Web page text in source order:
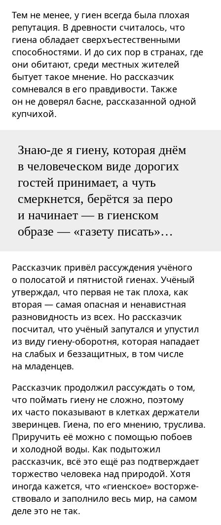
Тем не менее, у гиен всегда была плохая
репутация. В древности считалось, что
гиена обладает сверхъесте­ственными
способностями. И до сих пор в странах, где
они обитают, среди местных жителей
бытует такое мнение. Но рассказчик
сомневался в его правдивости. Также
он не доверял басне, рассказанной одной
купчихой.
Знаю-де я гиену, которая днём
в человеческом виде дорогих
гостей принимает, а чуть
смеркнется, берётся за перо
и начинает — в гиенском
образе — «газету писать»…
Рассказчик привёл рассуждения учёного
о полосатой и пятнистой гиенах. Учёный
утверждал, что первая не так плоха, как
вторая — самая опасная и ненавистная
разновидность из всех. Но рассказчик
посчитал, что учёный запутался и упустил
из виду гиену-оборотня, которая нападает
на слабых и беззащитных, в том числе
на младенцев.
Рассказчик продолжил рассуждать о том,
что поймать гиену не сложно, поэтому
их часто показывают в клетках держатели
зверинцев. Гиена, по его мнению, труслива.
Приручить её можно с помощью побоев
и холодной воды. Как подытожил
рассказчик, всё это ещё раз подтверждает
торжество человека над природой. Хотя
иногда кажется, что «гиенское» восторже­
ствовало и заполнило весь мир, на самом
деле это не так.